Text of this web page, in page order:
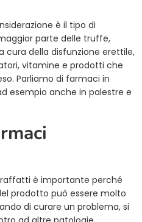
è il tipo di
parte delle truffe,
cura della disfunzione erettile,
vitamine e prodotti che
Parliamo di farmaci in
esempio anche in palestre e
è importante perché
prodotto può essere molto
di curare un problema, si